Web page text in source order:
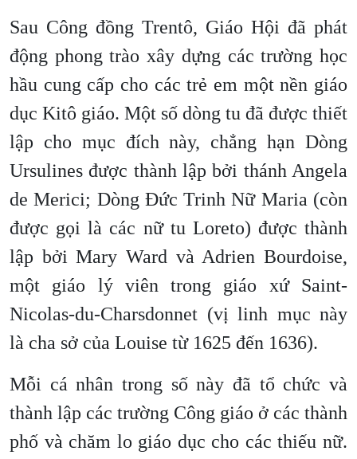
Sau Công đồng Trentô, Giáo Hội đã phát
động phong trào xây dựng các trường học
hầu cung cấp cho các trẻ em một nền giáo
dục Kitô giáo. Một số dòng tu đã được thiết
lập cho mục đích này, chẳng hạn Dòng
Ursulines được thành lập bởi thánh Angela
de Merici; Dòng Đức Trinh Nữ Maria (còn
được gọi là các nữ tu Loreto) được thành
lập bởi Mary Ward và Adrien Bourdoise,
một giáo lý viên trong giáo xứ Saint-
Nicolas-du-Charsdonnet (vị linh mục này
là cha sở của Louise từ 1625 đến 1636).
Mỗi cá nhân trong số này đã tổ chức và
thành lập các trường Công giáo ở các thành
phố và chăm lo giáo dục cho các thiếu nữ.